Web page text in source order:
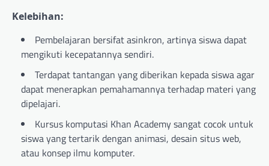
Kelebihan:
Pembelajaran bersifat asinkron, artinya siswa dapat
mengikuti kecepatannya sendiri.
Terdapat tantangan yang diberikan kepada siswa agar
dapat menerapkan pemahamannya terhadap materi yang
dipelajari.
Kursus komputasi Khan Academy sangat cocok untuk
siswa yang tertarik dengan animasi, desain situs web,
atau konsep ilmu komputer.